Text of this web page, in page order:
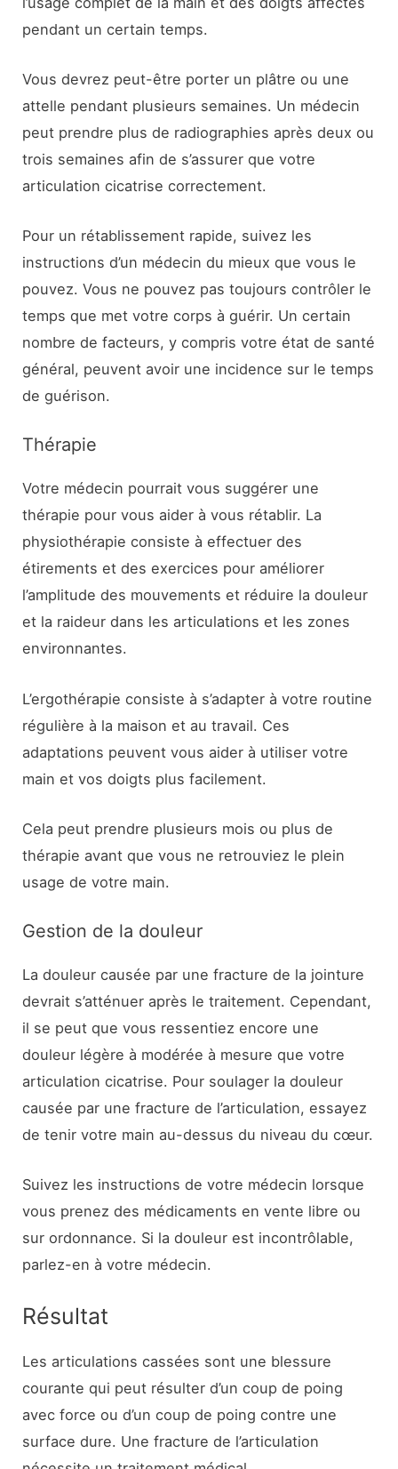
pendant un certain temps.
Vous devrez peut-être porter un plâtre ou une
attelle pendant plusieurs semaines. Un médecin
peut prendre plus de radiographies après deux ou
trois semaines afin de s’assurer que votre
articulation cicatrise correctement.
Pour un rétablissement rapide, suivez les
instructions d’un médecin du mieux que vous le
pouvez. Vous ne pouvez pas toujours contrôler le
temps que met votre corps à guérir. Un certain
nombre de facteurs, y compris votre état de santé
général, peuvent avoir une incidence sur le temps
de guérison.
Thérapie
Votre médecin pourrait vous suggérer une
thérapie pour vous aider à vous rétablir. La
physiothérapie consiste à effectuer des
étirements et des exercices pour améliorer
l’amplitude des mouvements et réduire la douleur
et la raideur dans les articulations et les zones
environnantes.
L’ergothérapie consiste à s’adapter à votre routine
régulière à la maison et au travail. Ces
adaptations peuvent vous aider à utiliser votre
main et vos doigts plus facilement.
Cela peut prendre plusieurs mois ou plus de
thérapie avant que vous ne retrouviez le plein
usage de votre main.
Gestion de la douleur
La douleur causée par une fracture de la jointure
devrait s’atténuer après le traitement. Cependant,
il se peut que vous ressentiez encore une
douleur légère à modérée à mesure que votre
articulation cicatrise. Pour soulager la douleur
causée par une fracture de l’articulation, essayez
de tenir votre main au-dessus du niveau du cœur.
Suivez les instructions de votre médecin lorsque
vous prenez des médicaments en vente libre ou
sur ordonnance. Si la douleur est incontrôlable,
parlez-en à votre médecin.
Résultat
Les articulations cassées sont une blessure
courante qui peut résulter d’un coup de poing
avec force ou d’un coup de poing contre une
surface dure. Une fracture de l’articulation